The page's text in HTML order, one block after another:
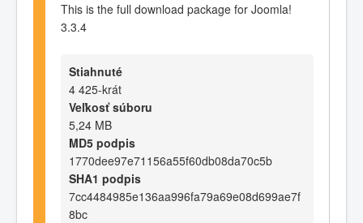
This is the full download package for Joomla!
3.3.4
Stiahnuté
4 425-krát
Veľkosť súboru
5,24 MB
MD5 podpis
1770dee97e71156a55f60db08da70c5b
SHA1 podpis
7cc4484985e136aa996fa79a69e08d699ae7f
8bc